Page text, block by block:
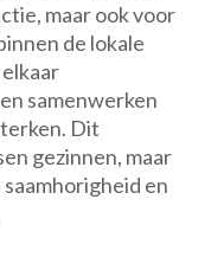
maar ook voor
de lokale
samenwerken
Dit
gezinnen, maar
en